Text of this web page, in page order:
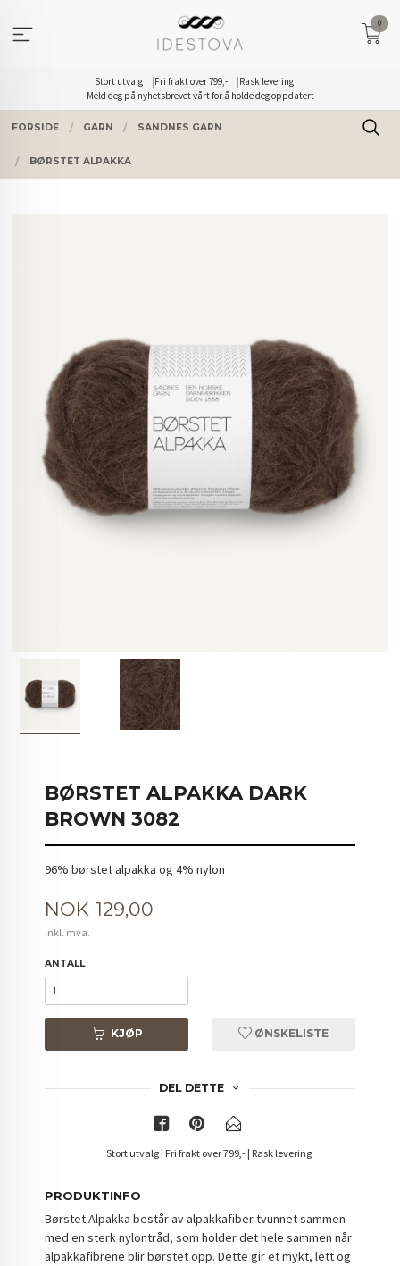
innholdet
Stort utvalg Fri frakt over 799,-
Rask levering
Meld deg på nyhetsbrevet vårt for å holde deg oppdatert
0
FORSIDE GARN SANDNES GARN
BØRSTET ALPAKKA
BØRSTET ALPAKKA DARK
BROWN 3082
96% børstet alpakka og 4% nylon
Pris
NOK 129,00
inkl. mva.
ANTALL
KJØP ØNSKELISTE
DEL DETTE
Stort utvalg | Fri frakt over 799,- | Rask levering
PRODUKTINFO
Børstet Alpakka består av alpakkafiber tvunnet sammen
med en sterk nylontråd, som holder det hele sammen når
alpakkafibrene blir børstet opp. Dette gir et mykt, lett og